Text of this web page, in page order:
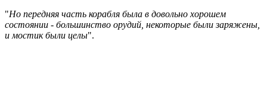
"Но передняя часть корабля была в довольно хорошем
состоянии - большинство орудий, некоторые были заряжены,
и мостик были целы".